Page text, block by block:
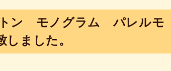
ン モノグラム パレルモ
ました。